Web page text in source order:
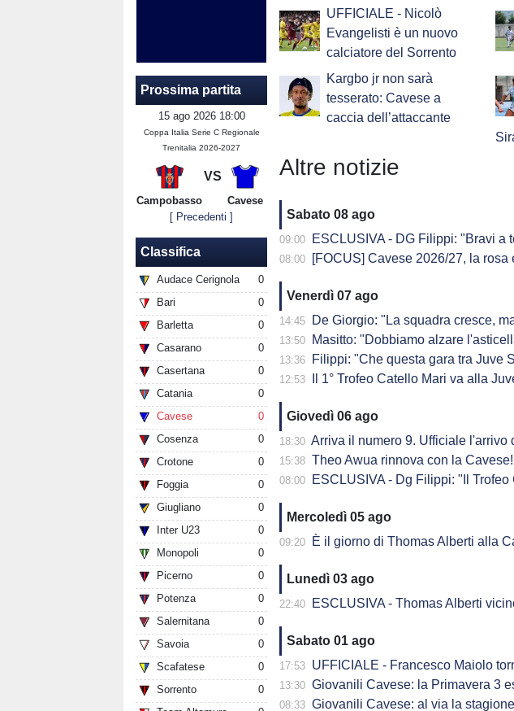
Prossima partita
15 ago 2026 18:00
Coppa Italia Serie C Regionale
Trenitalia 2026-2027
VS
Campobasso
Cavese
[ Precedenti ]
Classifica
Audace Cerignola
0
Bari
0
Barletta
0
Casarano
0
Casertana
0
Catania
0
Cavese
0
Cosenza
0
Crotone
0
Foggia
0
Giugliano
0
Inter U23
0
Monopoli
0
Picerno
0
Potenza
0
Salernitana
0
Savoia
0
Scafatese
0
Sorrento
0
UFFICIALE - Nicolò
Evangelisti è un nuovo
calciatore del Sorrento
Kargbo jr non sarà
tesserato: Cavese a
caccia dell’attaccante
Altre notizie
Sabato 08 ago
09:00 ESCLUSIVA - DG Filippi: "Bravi a tenere i pezzi
08:00 [FOCUS] Cavese 2026/27, la
Venerdì 07 ago
14:45 De Giorgio: "La squadra cresce,
13:50 Masitto: "Dobbiamo alzare l'asticella.
13:36 Filippi: "Che questa gara tra Juve Stabia e
12:53 Il 1° Trofeo Catello Mari va alla Juve
Giovedì 06 ago
18:30 Arriva il numero 9. Ufficiale l'arrivo
15:38 Theo Awua rinnova con la
08:00 ESCLUSIVA - Dg Filippi: "Il Trofeo Catello Mari
Mercoledì 05 ago
09:20 È il giorno di Thomas Alberti alla Cavese:
Lunedì 03 ago
22:40 ESCLUSIVA - Thomas Alberti vicino alla
Sabato 01 ago
17:53 UFFICIALE - Francesco Maiolo torna
13:30 Giovanili Cavese: la Primavera 3 esordio
08:33 Giovanili Cavese: al via la stagione 2026/27